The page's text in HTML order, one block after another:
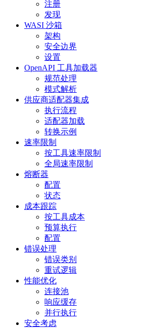
注册
发现
WASI 沙箱
架构
安全边界
设置
OpenAPI 工具加载器
规范处理
模式解析
供应商适配器集成
执行流程
适配器加载
转换示例
速率限制
按工具速率限制
全局速率限制
熔断器
配置
状态
成本跟踪
按工具成本
预算执行
配置
错误处理
错误类别
重试逻辑
性能优化
连接池
响应缓存
并行执行
安全考虑